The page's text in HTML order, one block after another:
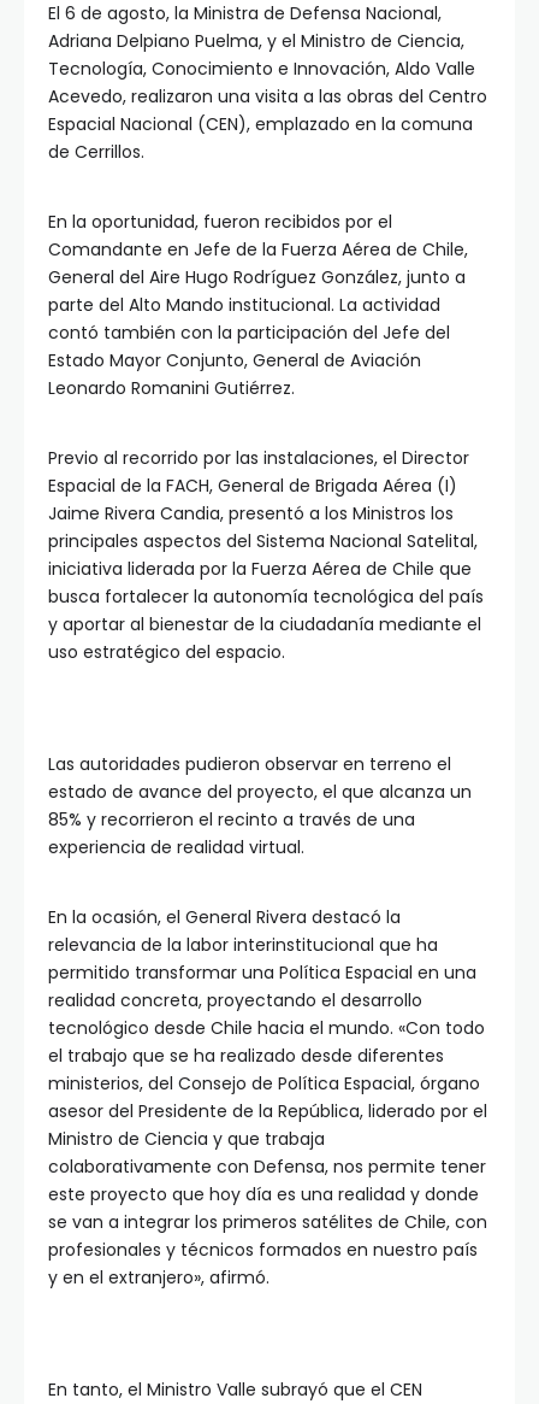
El 6 de agosto, la Ministra de Defensa Nacional,
Adriana Delpiano Puelma, y el Ministro de Ciencia,
Tecnología, Conocimiento e Innovación, Aldo Valle
Acevedo, realizaron una visita a las obras del Centro
Espacial Nacional (CEN), emplazado en la comuna
de Cerrillos.
En la oportunidad, fueron recibidos por el
Comandante en Jefe de la Fuerza Aérea de Chile,
General del Aire Hugo Rodríguez González, junto a
parte del Alto Mando institucional. La actividad
contó también con la participación del Jefe del
Estado Mayor Conjunto, General de Aviación
Leonardo Romanini Gutiérrez.
Previo al recorrido por las instalaciones, el Director
Espacial de la FACH, General de Brigada Aérea (I)
Jaime Rivera Candia, presentó a los Ministros los
principales aspectos del Sistema Nacional Satelital,
iniciativa liderada por la Fuerza Aérea de Chile que
busca fortalecer la autonomía tecnológica del país
y aportar al bienestar de la ciudadanía mediante el
uso estratégico del espacio.
Las autoridades pudieron observar en terreno el
estado de avance del proyecto, el que alcanza un
85% y recorrieron el recinto a través de una
experiencia de realidad virtual.
En la ocasión, el General Rivera destacó la
relevancia de la labor interinstitucional que ha
permitido transformar una Política Espacial en una
realidad concreta, proyectando el desarrollo
tecnológico desde Chile hacia el mundo. «Con todo
el trabajo que se ha realizado desde diferentes
ministerios, del Consejo de Política Espacial, órgano
asesor del Presidente de la República, liderado por el
Ministro de Ciencia y que trabaja
colaborativamente con Defensa, nos permite tener
este proyecto que hoy día es una realidad y donde
se van a integrar los primeros satélites de Chile, con
profesionales y técnicos formados en nuestro país
y en el extranjero», afirmó.
En tanto, el Ministro Valle subrayó que el CEN